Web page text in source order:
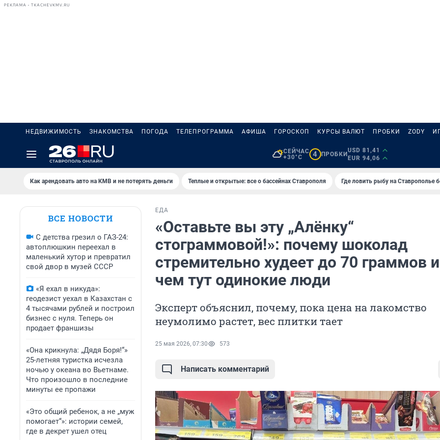
РЕКЛАМА • TKACHEVKMV.RU
НЕДВИЖИМОСТЬ ЗНАКОМСТВА ПОГОДА ТЕЛЕПРОГРАММА АФИША ГОРОСКОП КУРСЫ ВАЛЮТ ПРОБКИ ZODY
СЕЙЧАС
+30°C
4 ПРОБКИ
USD 81,41
EUR 94,06
Как арендовать авто на КМВ и не потерять деньги Теплые и открытые: все о бассейнах Ставрополя Где ловить рыбу на Ставрополье
ВСЕ НОВОСТИ
С детства грезил о ГАЗ-24:
автоплюшкин переехал в
маленький хутор и превратил
свой двор в музей СССР
«Я ехал в никуда»:
геодезист уехал в Казахстан с
4 тысячами рублей и построил
бизнес с нуля. Теперь он
продает франшизы
«Она крикнула: „Дядя Боря!“»
25-летняя туристка исчезла
ночью у океана во Вьетнаме.
Что произошло в последние
минуты ее пропажи
«Это общий ребенок, а не „муж
помогает“»: истории семей,
где в декрет ушел отец
ЕДА
«Оставьте вы эту „Алёнку“
стограммовой!»: почему шоколад
стремительно худеет до 70 граммов
чем тут одинокие люди
Эксперт объяснил, почему, пока цена на лакомство
неумолимо растет, вес плитки тает
25 мая 2026, 07:30 573
Написать комментарий